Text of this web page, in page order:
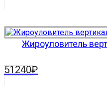
Жироуловитель
51240₽